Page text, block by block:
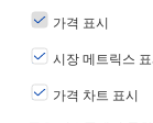
가격 표시
시장 메트릭스
가격 차트 표시